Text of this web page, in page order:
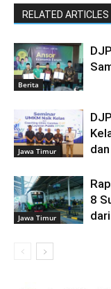
RELATED ARTICLES
Berita
Jawa Timur
Jawa Timur
8